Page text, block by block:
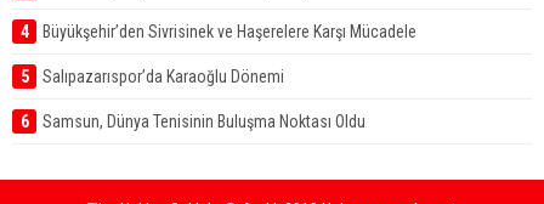
4 Büyükşehir’den Sivrisinek ve Haşerelere Karşı Mücadele
5 Salıpazarıspor’da Karaoğlu Dönemi
6 Samsun, Dünya Tenisinin Buluşma Noktası Oldu